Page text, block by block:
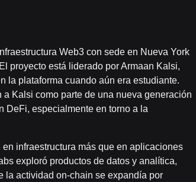
Web3 con sede en Nueva York
proyecto está liderado por Armaan Kalsi,
la plataforma cuando aún era estudiante.
Kalsi como parte de una nueva generación
DeFi, especialmente en torno a la
infraestructura más que en aplicaciones
exploró productos de datos y analítica,
la actividad on-chain se expandía por